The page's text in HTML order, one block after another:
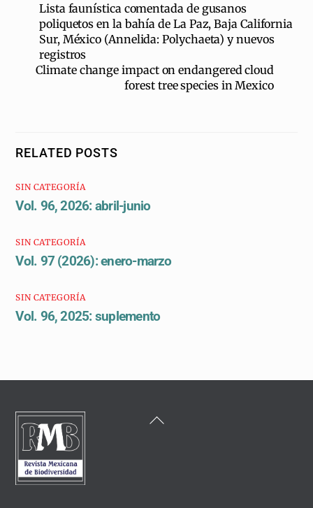
Lista faunística comentada de gusanos
poliquetos en la bahía de La Paz, Baja California
Sur, México (Annelida: Polychaeta) y nuevos
registros
Climate change impact on endangered cloud
forest tree species in Mexico
RELATED POSTS
SIN CATEGORÍA
Vol. 96, 2026: abril-junio
SIN CATEGORÍA
Vol. 97 (2026): enero-marzo
SIN CATEGORÍA
Vol. 96, 2025: suplemento
Back